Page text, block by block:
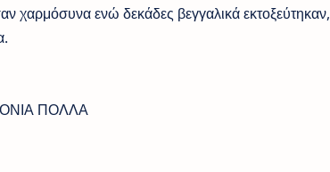
χαρμόσυνα ενώ δεκάδες βεγγαλικά εκτοξεύτηκαν,
ΠΟΛΛΑ